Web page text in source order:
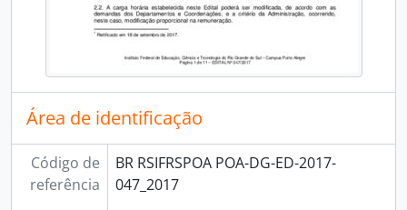
Área de identificação
Código de
referência
BR RSIFRSPOA POA-DG-ED-2017-
047_2017